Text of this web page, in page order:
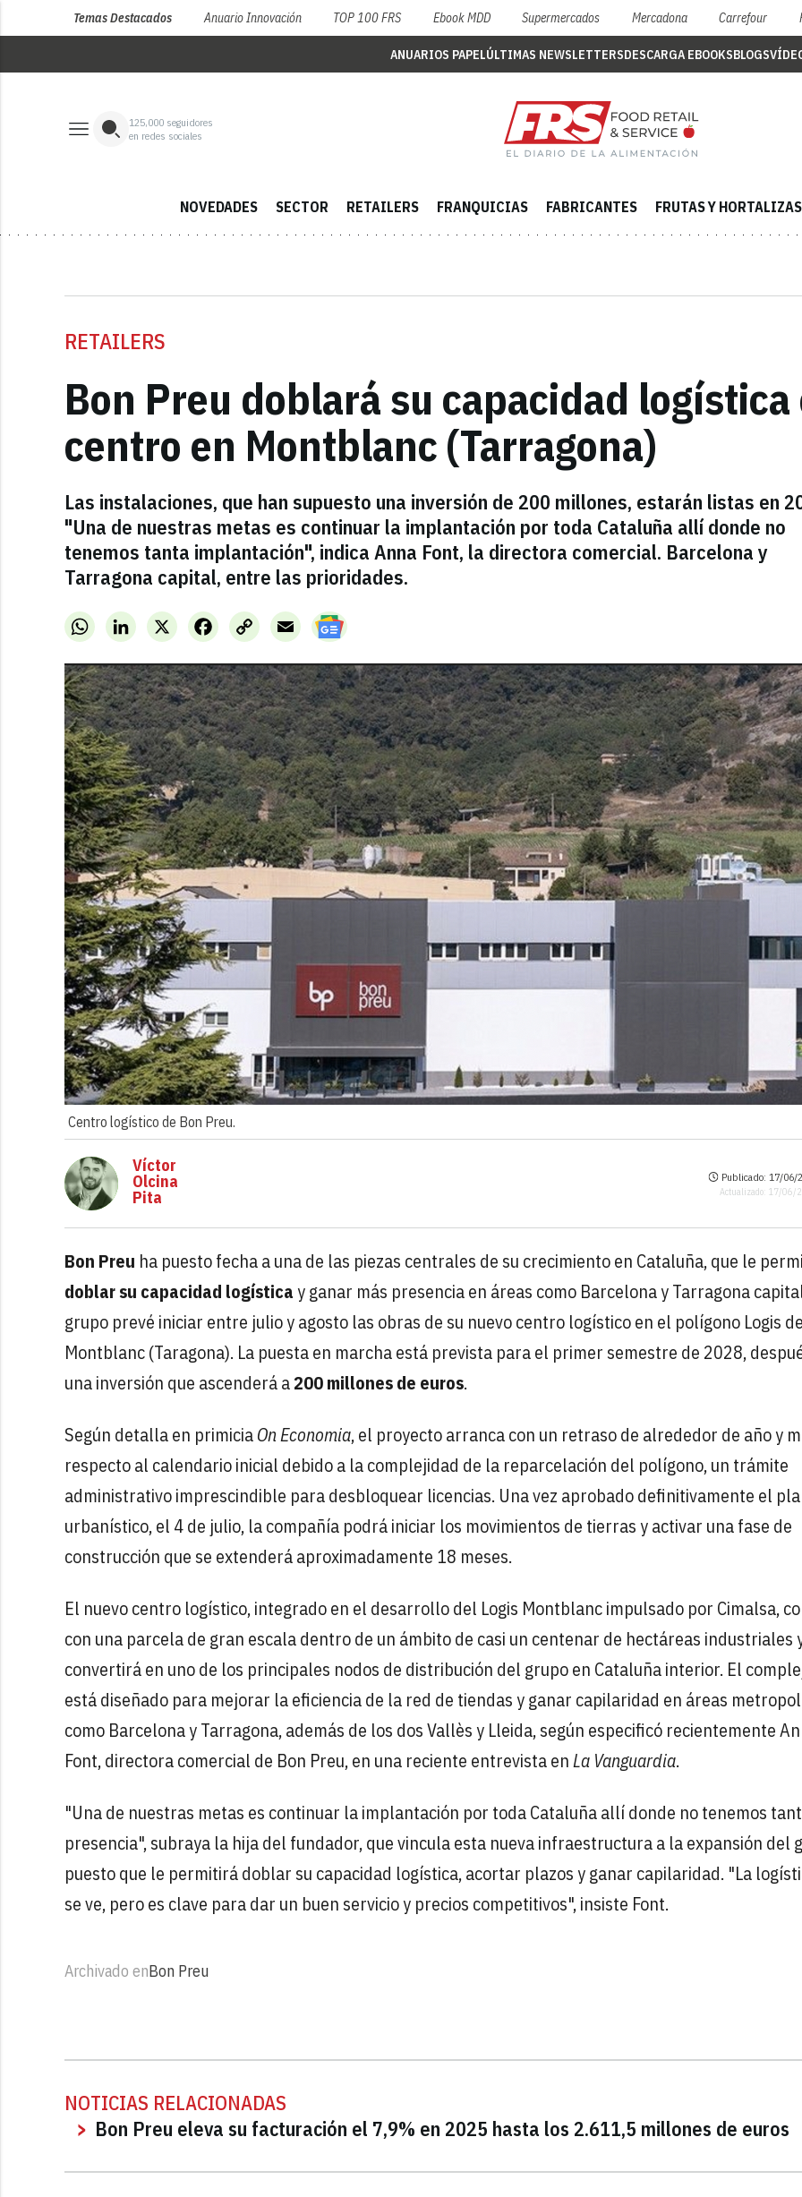
Temas Destacados Anuario Innovación TOP 100 FRS Ebook MDD Supermercados Mercadona Carrefour
ANUARIOS PAPELÚLTIMAS NEWSLETTERSDESCARGA EBOOKSBLOGS
125,000 seguidores
en redes sociales
NOVEDADES SECTOR RETAILERS FRANQUICIAS FABRICANTES FRUTAS Y HORTALIZAS
RETAILERS
Bon Preu doblará su capacidad
centro en Montblanc (Tarragona)
Las instalaciones, que han supuesto una inversión de 200 millones, estarán listas en
"Una de nuestras metas es continuar la implantación por toda Cataluña allí donde no
tenemos tanta implantación", indica Anna Font, la directora comercial. Barcelona y
Tarragona capital, entre las prioridades.
WhatsAppLinkedInX FacebookCopy
Link
Email
Centro logístico de Bon Preu.
Víctor
Olcina
Pita
Publicado: 17/06/
Actualizado: 17/06/
Bon Preu ha puesto fecha a una de las piezas centrales de su crecimiento en Cataluña, que le
doblar su capacidad logísticay ganar más presencia en áreas como Barcelona y Tarragona
grupo prevé iniciar entre julio y agosto las obras de su nuevo centro logístico en el polígono Logis
Montblanc (Taragona). La puesta en marcha está prevista para el primer semestre de 2028,
una inversión que ascenderá a200 millones de euros.
Según detalla en primiciaOn Economia, el proyecto arranca con un retraso de alrededor de año y
respecto al calendario inicial debido a la complejidad de la reparcelación del polígono, un trámite
administrativo imprescindible para desbloquear licencias. Una vez aprobado definitivamente el
urbanístico, el 4 de julio, la compañía podrá iniciar los movimientos de tierras y activar una fase de
construcción que se extenderá aproximadamente 18 meses.
El nuevo centro logístico, integrado en el desarrollo del Logis Montblanc impulsado por Cimalsa,
con una parcela de gran escala dentro de un ámbito de casi un centenar de hectáreas industriales
convertirá en uno de los principales nodos de distribución del grupo en Cataluña interior. El
está diseñado para mejorar la eficiencia de la red de tiendas y ganar capilaridad en áreas
como Barcelona y Tarragona, además de los dos Vallès y Lleida, según especificó recientemente
Font, directora comercial de Bon Preu, en una reciente entrevista enLa Vanguardia.
"Una de nuestras metas es continuar la implantación por toda Cataluña allí donde no tenemos
presencia", subraya la hija del fundador, que vincula esta nueva infraestructura a la expansión del
puesto que le permitirá doblar su capacidad logística, acortar plazos y ganar capilaridad. "La
se ve, pero es clave para dar un buen servicio y precios competitivos", insiste Font.
Archivado enBon Preu
NOTICIAS RELACIONADAS
Bon Preu eleva su facturación el 7,9% en 2025 hasta los 2.611,5 millones de euros